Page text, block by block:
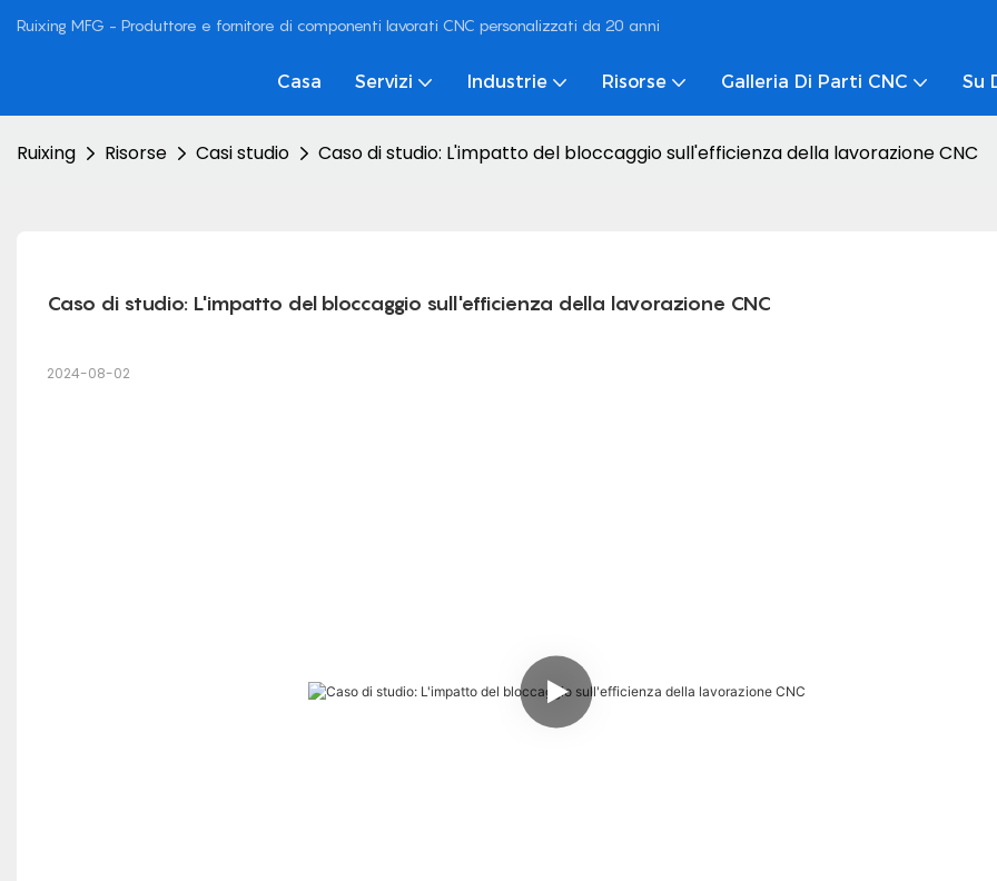
Ruixing MFG - Produttore e fornitore di componenti lavorati CNC personalizzati da 20 anni
Casa Servizi Industrie Risorse Galleria Di Parti CNC Su
Ruixing Risorse Casi studio Caso di studio: L'impatto del bloccaggio sull'efficienza della lavorazione CNC
Caso di studio: L'impatto del bloccaggio sull'efficienza della lavorazione CNC
2024-08-02